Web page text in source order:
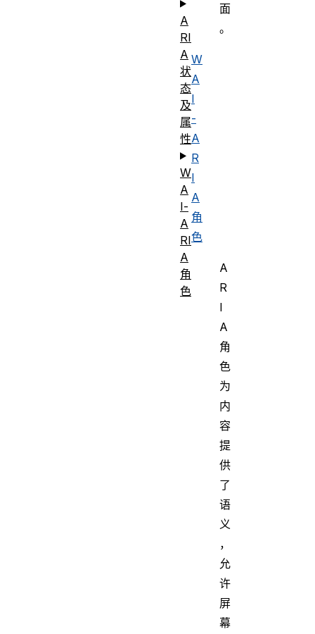
面
。
W
A
I
-
A
R
I
A
角
色
A
R
I
A
角
色
为
内
容
提
供
了
语
义
，
允
许
屏
幕
A
RI
A
状
态
及
属
性
W
A
I-
A
RI
A
角
色